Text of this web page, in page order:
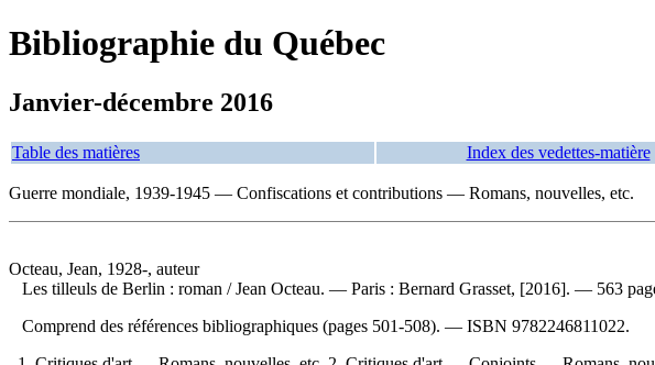
Bibliographie du Québec
Janvier-décembre 2016
Table des matières Index des vedettes-matière
Guerre mondiale, 1939-1945 — Confiscations et contributions — Romans, nouvelles, etc.
Octeau, Jean, 1928-, auteur
Les tilleuls de Berlin : roman / Jean Octeau. — Paris : Bernard Grasset, [2016]. — 563
Comprend des références bibliographiques (pages 501-508). — ISBN 9782246811022.